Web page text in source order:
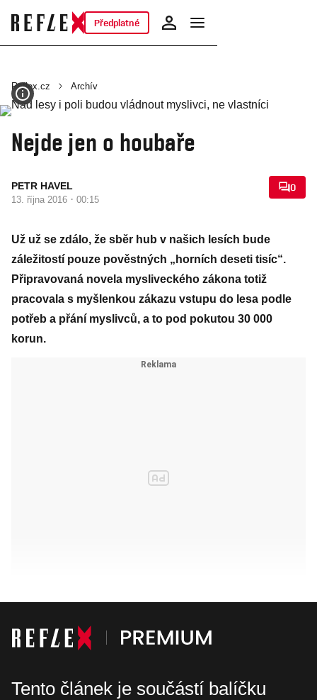
Předplatné
Reflex.cz Archív
Nejde jen o houbaře
PETR HAVEL
13. října 2016 · 00:15
0
Už už se zdálo, že sběr hub v našich lesích bude
záležitostí pouze pověstných „horních deseti tisíc“.
Připravovaná novela mysliveckého zákona totiž
pracovala s myšlenkou zákazu vstupu do lesa podle
potřeb a přání myslivců, a to pod pokutou 30 000
korun.
Tento článek je součástí balíčku